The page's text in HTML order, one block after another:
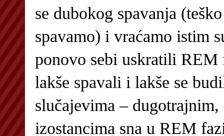
se dubokog spavanja
spavamo) i vraćamo istim
ponovo sebi uskratili REM
lakše spavali i lakše se
slučajevima –
izostancima sna u REM